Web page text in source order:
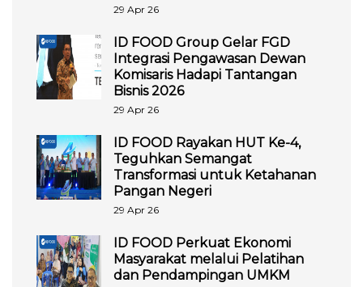
29 Apr 26
ID FOOD Group Gelar FGD
Integrasi Pengawasan Dewan
Komisaris Hadapi Tantangan
Bisnis 2026
29 Apr 26
ID FOOD Rayakan HUT Ke-4,
Teguhkan Semangat
Transformasi untuk Ketahanan
Pangan Negeri
29 Apr 26
ID FOOD Perkuat Ekonomi
Masyarakat melalui Pelatihan
dan Pendampingan UMKM